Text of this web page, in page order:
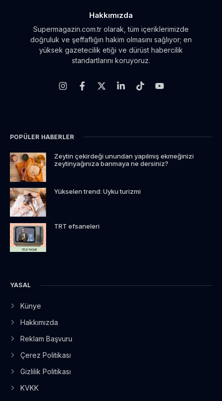
Hakkımızda
Supermagazin.com.tr olarak, tüm içeriklerimizde
doğruluk ve şeffaflığın hakim olmasını sağlıyor; en
yüksek gazetecilik etiği ve dürüst habercilik
standartlarını koruyoruz.
POPÜLER HABERLER
Zeytin çekirdeği unundan yapılmış ekmeğinizi
zeytinyağınıza banmaya ne dersiniz?
Yükselen trend: Uyku turizmi
TRT efsaneleri
YASAL
Künye
Hakkımızda
Reklam Başvuru
Çerez Politikası
Gizlilik Politikası
KVKK